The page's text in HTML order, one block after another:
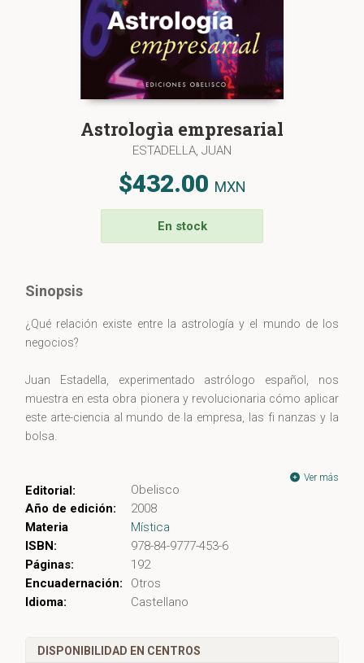
Astrologìa empresarial
ESTADELLA, JUAN
$432.00 MXN
En stock
Sinopsis
¿Qué relación existe entre la astrología y el mundo de los
negocios?
Juan Estadella, experimentado astrólogo español, nos
muestra en esta obra pionera y revolucionaria cómo aplicar
este arte-ciencia al mundo de la empresa, las fi nanzas y la
bolsa.
Además de introducirnos en un campo fascinante y útil a la
vez, este manual de astrología empresarial nos enseña a
vislumbrar qué nos reserva el futuro: las próximas crisis
económicas y las líneas maestras del destino colectivo en el
plano socioeconómico.
Descubra porqué los grandes hombres de negocios
confiaron siempre en los astros, dejándose guiar por
Ver más
Editorial:
Obelisco
Año de edición:
2008
Materia
Mística
ISBN:
978-84-9777-453-6
Páginas:
192
Encuadernación:
Otros
Idioma:
Castellano
DISPONIBILIDAD EN CENTROS